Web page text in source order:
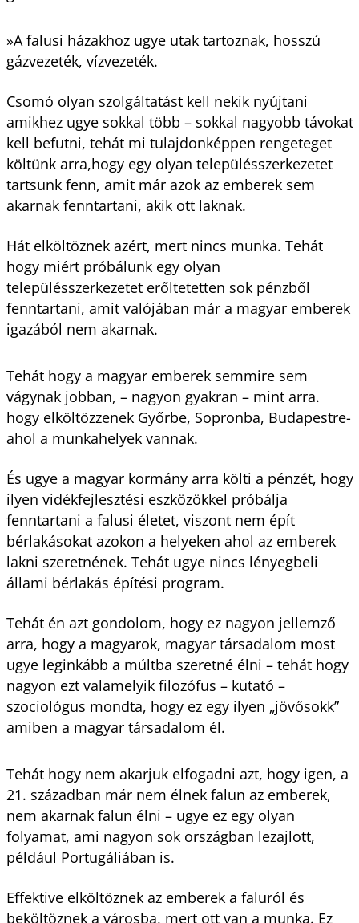
»A falusi házakhoz ugye utak tartoznak, hosszú
gázvezeték, vízvezeték.
Csomó olyan szolgáltatást kell nekik nyújtani
amikhez ugye sokkal több – sokkal nagyobb távokat
kell befutni, tehát mi tulajdonképpen rengeteget
költünk arra,hogy egy olyan településszerkezetet
tartsunk fenn, amit már azok az emberek sem
akarnak fenntartani, akik ott laknak.
Hát elköltöznek azért, mert nincs munka. Tehát
hogy miért próbálunk egy olyan
településszerkezetet erőltetetten sok pénzből
fenntartani, amit valójában már a magyar emberek
igazából nem akarnak.
Tehát hogy a magyar emberek semmire sem
vágynak jobban, – nagyon gyakran – mint arra.
hogy elköltözzenek Győrbe, Sopronba, Budapestre-
ahol a munkahelyek vannak.
És ugye a magyar kormány arra költi a pénzét, hogy
ilyen vidékfejlesztési eszközökkel próbálja
fenntartani a falusi életet, viszont nem épít
bérlakásokat azokon a helyeken ahol az emberek
lakni szeretnének. Tehát ugye nincs lényegbeli
állami bérlakás építési program.
Tehát én azt gondolom, hogy ez nagyon jellemző
arra, hogy a magyarok, magyar társadalom most
ugye leginkább a múltba szeretné élni – tehát hogy
nagyon ezt valamelyik filozófus – kutató –
szociológus mondta, hogy ez egy ilyen „jövősokk”
amiben a magyar társadalom él.
Tehát hogy nem akarjuk elfogadni azt, hogy igen, a
21. században már nem élnek falun az emberek,
nem akarnak falun élni – ugye ez egy olyan
folyamat, ami nagyon sok országban lezajlott,
például Portugáliában is.
Effektive elköltöznek az emberek a faluról és
beköltöznek a városba, mert ott van a munka. Ez